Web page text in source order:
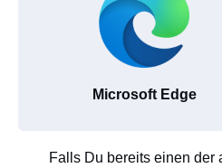
Microsoft Edge
Falls Du bereits einen der